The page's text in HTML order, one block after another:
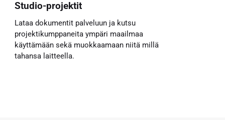
Studio-projektit
Lataa dokumentit palveluun ja kutsu
projektikumppaneita ympäri maailmaa
käyttämään sekä muokkaamaan niitä millä
tahansa laitteella.